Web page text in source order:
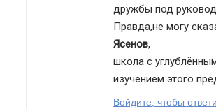
дружбы под
Правда,не могу
Ясенов,
школа с
изучением этого
Войдите, чтобы